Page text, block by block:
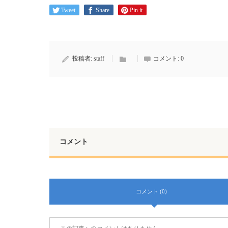
Tweet Share Pin it
投稿者: staff コメント: 0
コメント
コメント (0)